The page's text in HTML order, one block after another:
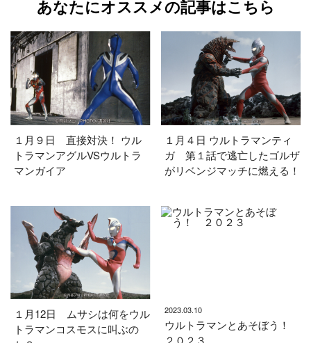
あなたにオススメの記事はこちら
１月９日 直接対決！ ウル
トラマンアグルVSウルトラ
マンガイア
１月４日 ウルトラマンティ
ガ 第１話で逃亡したゴルザ
がリベンジマッチに燃える！
１月12日 ムサシは何をウル
トラマンコスモスに叫ぶの
2023.03.10
ウルトラマンとあそぼう！
２０２３